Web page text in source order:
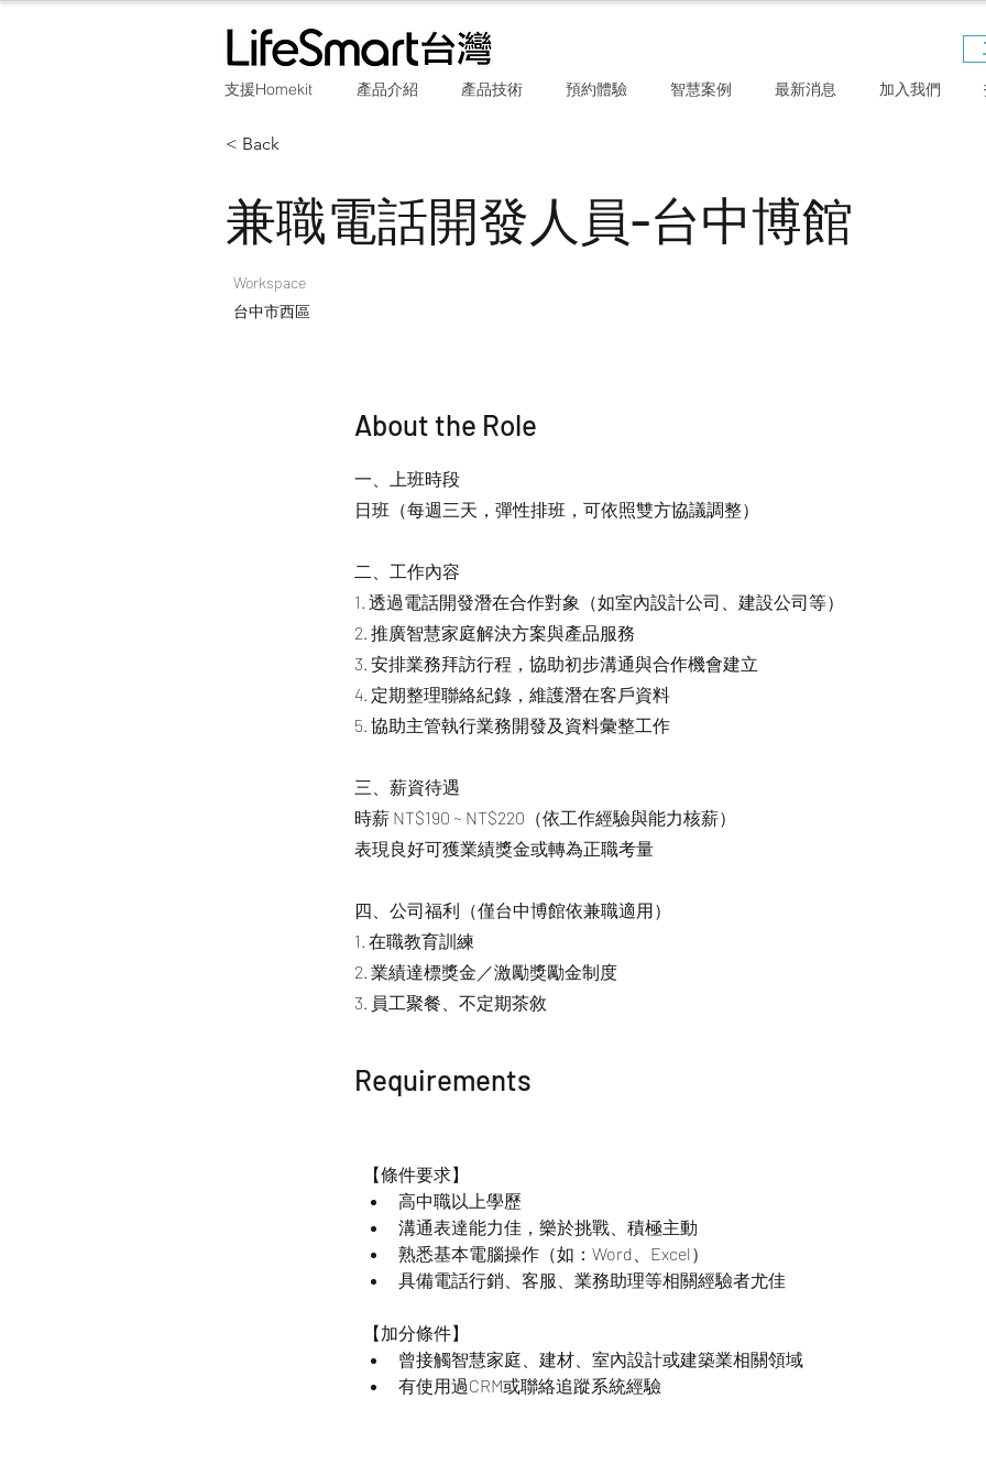
支援Homekit 產品介紹 產品技術 預約體驗 智慧案例 最新消息 加入我們
< Back
兼職電話開發人員-台中博館
Workspace
台中市西區
About the Role
一、上班時段
日班（每週三天，彈性排班，可依照雙方協議調整）
二、工作內容
1. 透過電話開發潛在合作對象（如室內設計公司、建設公司等）
2. 推廣智慧家庭解決方案與產品服務
3. 安排業務拜訪行程，協助初步溝通與合作機會建立
4. 定期整理聯絡紀錄，維護潛在客戶資料
5. 協助主管執行業務開發及資料彙整工作
三、薪資待遇
時薪 NT$190 ~ NT$220（依工作經驗與能力核薪）
表現良好可獲業績獎金或轉為正職考量
四、公司福利（僅台中博館依兼職適用）
1. 在職教育訓練
2. 業績達標獎金／激勵獎勵金制度
3. 員工聚餐、不定期茶敘
Requirements
【條件要求】
高中職以上學歷
溝通表達能力佳，樂於挑戰、積極主動
熟悉基本電腦操作（如：Word、Excel）
具備電話行銷、客服、業務助理等相關經驗者尤佳
【加分條件】
曾接觸智慧家庭、建材、室內設計或建築業相關領域
有使用過CRM或聯絡追蹤系統經驗